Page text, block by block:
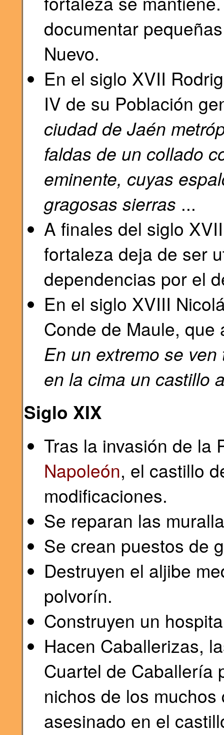
documentar
Nuevo.
En el siglo XVII
IV de su Población
ciudad de Jaén
faldas de un collado
eminente, cuyas
gragosas sierras ...
A finales del siglo
fortaleza deja de ser
dependencias por el
En el siglo XVIII
Conde de Maule,
En un extremo se
en la cima un castillo
Siglo XIX
Tras la invasión de la
Napoleón, el castillo
modificaciones.
Se reparan las
Se crean puestos de
Destruyen el aljibe
polvorín.
Construyen un
Hacen Caballerizas,
Cuartel de Caballería
nichos de los
asesinado en el